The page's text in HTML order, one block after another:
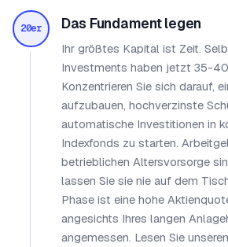
20er Das Fundament legen
Ihr größtes Kapital ist Zeit.
Investments haben jetzt 35-40
Konzentrieren Sie sich darauf,
aufzubauen, hochverzinste
automatische Investitionen in
Indexfonds zu starten.
betrieblichen Altersvorsorge
lassen Sie sie nie auf dem
Phase ist eine hohe
angesichts Ihres langen
angemessen. Lesen Sie